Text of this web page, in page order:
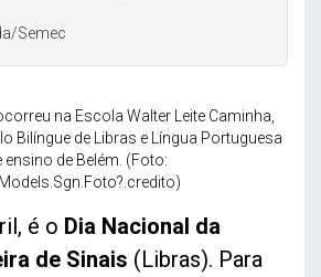
Semec
na Escola Walter Leite Caminha,
Bilíngue de Libras e Língua Portuguesa
de Belém. (Foto:
é o Dia Nacional da
de Sinais (Libras). Para